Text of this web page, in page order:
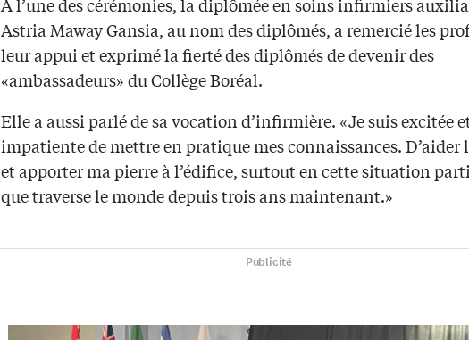
Astria Maway Gansia, au nom des diplômés, a remercié les
leur appui et exprimé la fierté des diplômés de devenir des
«ambassadeurs» du Collège Boréal.
Elle a aussi parlé de sa vocation d’infirmière. «Je suis excitée
impatiente de mettre en pratique mes connaissances. D’aider
et apporter ma pierre à l’édifice, surtout en cette situation
que traverse le monde depuis trois ans maintenant.»
Publicité